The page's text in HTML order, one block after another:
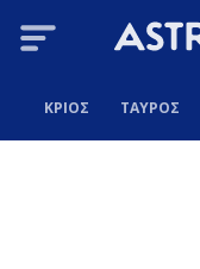
ΚΡΙΟΣ ΤΑΥΡΟΣ